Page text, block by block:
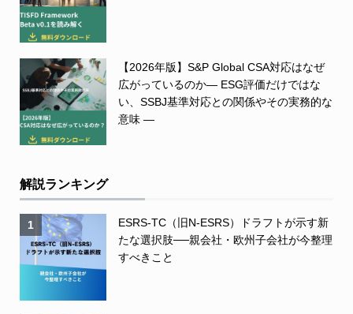
【2026年版】S&P Global CSA対応はなぜ
広がっているのか― ESG評価だけではな
い、SSBJ基準対応との関係やその実務的な
意味 ―
解説ランキング
1
ESRS-TC（旧N-ESRS）ドラフトが示す新
たな選択肢──親会社・欧州子会社が今整理
すべきこと